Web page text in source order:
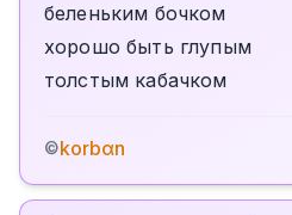
беленьким бочком
хорошо быть глупым
толстым кабачком
©korbαn